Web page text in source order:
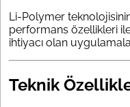
Li-Polymer
performans özellikleri
ihtiyacı olan
Teknik